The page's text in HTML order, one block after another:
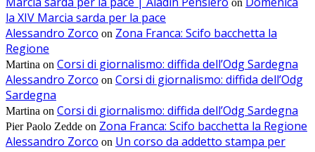
on
la XIV Marcia sarda per la pace
Alessandro Zorco on Zona Franca: Scifo bacchetta la
Regione
Martina on Corsi di giornalismo: diffida dell’Odg Sardegna
Alessandro Zorco on Corsi di giornalismo: diffida dell’Odg
Sardegna
Martina on Corsi di giornalismo: diffida dell’Odg Sardegna
Pier Paolo Zedde on Zona Franca: Scifo bacchetta la Regione
Alessandro Zorco on Un corso da addetto stampa per